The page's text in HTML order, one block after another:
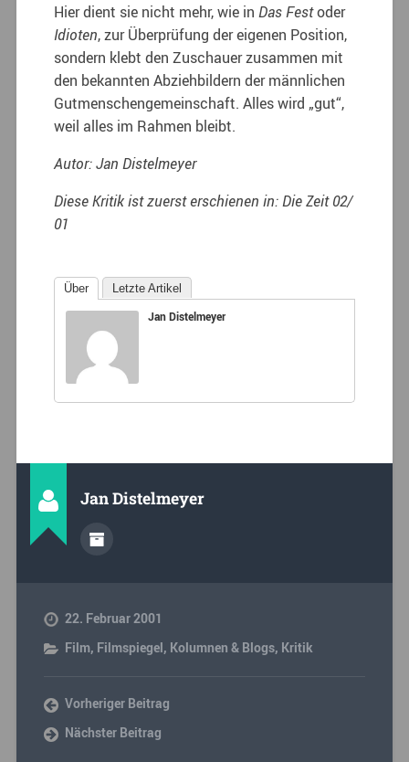
Hier dient sie nicht mehr, wie in Das Festoder
Idioten, zur Überprüfung der eigenen Position,
sondern klebt den Zuschauer zusammen mit
den bekannten Abziehbildern der männlichen
Gutmenschengemeinschaft. Alles wird „gut“,
weil alles im Rahmen bleibt.
Autor: Jan Distelmeyer
Diese Kritik ist zuerst erschienen in: Die Zeit 02/
01
Über Letzte Artikel
Jan Distelmeyer
Jan Distelmeyer
22. Februar 2001
Film, Filmspiegel, Kolumnen & Blogs, Kritik
Vorheriger Beitrag
Nächster Beitrag